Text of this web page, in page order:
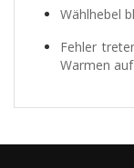
Wählhebel
Fehler
Warmen auf